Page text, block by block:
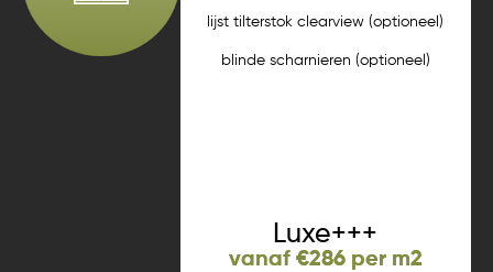
lijst tilterstok clearview (optioneel)
blinde scharnieren (optioneel)
Luxe+++
vanaf €286 per m2